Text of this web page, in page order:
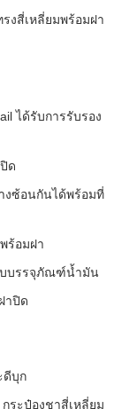
งสี่เหลี่ยมพร้อมฝา
ได้รับการรับรอง
ด
งซ้อนกันได้พร้อมที่
ร้อมฝา
บบรรจุภัณฑ์น้ำมัน
าปิด
ดีบุก
ระป๋องชาสี่เหลี่ยม